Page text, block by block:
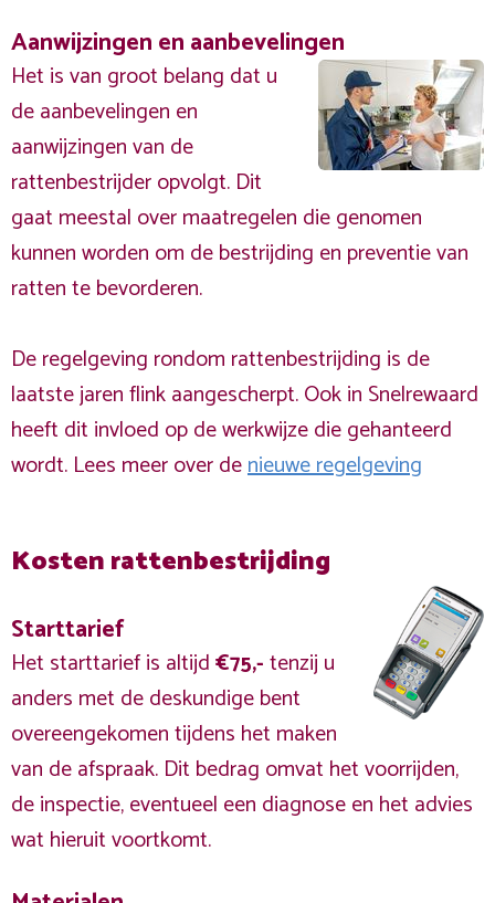
Aanwijzingen en aanbevelingen
Het is van groot belang dat u
de aanbevelingen en
aanwijzingen van de
rattenbestrijder opvolgt. Dit
gaat meestal over maatregelen die genomen
kunnen worden om de bestrijding en preventie van
ratten te bevorderen.
De regelgeving rondom rattenbestrijding is de
laatste jaren flink aangescherpt. Ook in Snelrewaard
heeft dit invloed op de werkwijze die gehanteerd
wordt. Lees meer over denieuwe regelgeving
Kosten rattenbestrijding
Starttarief
Het starttarief is altijd€75,-tenzij u
anders met de deskundige bent
overeengekomen tijdens het maken
van de afspraak. Dit bedrag omvat het voorrijden,
de inspectie, eventueel een diagnose en het advies
wat hieruit voortkomt.